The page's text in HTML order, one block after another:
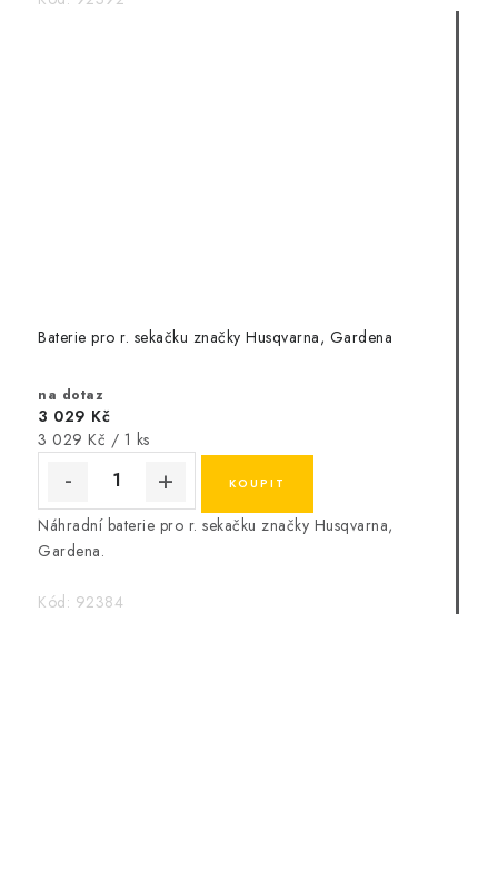
Baterie pro r. sekačku značky Husqvarna, Gardena
na dotaz
3 029 Kč
Měrná
3 029 Kč / 1 ks
Náhradní baterie pro r. sekačku značky Husqvarna,
Gardena.
Kód: 92384